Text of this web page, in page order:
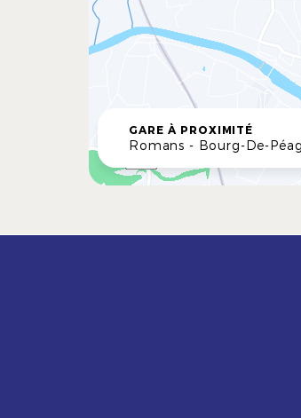
GARE À PROXIMITÉ
Romans - Bourg-De-